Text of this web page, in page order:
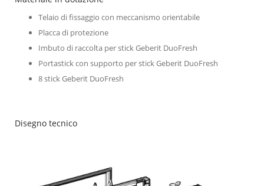
Telaio di fissaggio con meccanismo orientabile
Placca di protezione
Imbuto di raccolta per stick Geberit DuoFresh
Portastick con supporto per stick Geberit DuoFresh
8 stick Geberit DuoFresh
Disegno tecnico